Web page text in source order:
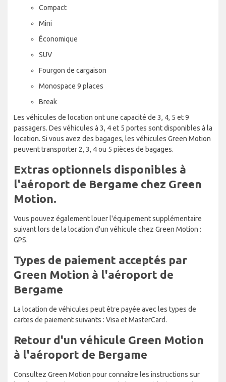
Compact
Mini
Économique
SUV
Fourgon de cargaison
Monospace 9 places
Break
Les véhicules de location ont une capacité de 3, 4, 5 et 9
passagers. Des véhicules à 3, 4 et 5 portes sont disponibles à la
location. Si vous avez des bagages, les véhicules Green Motion
peuvent transporter 2, 3, 4 ou 5 pièces de bagages.
Extras optionnels disponibles à
l'aéroport de Bergame chez Green
Motion.
Vous pouvez également louer l'équipement supplémentaire
suivant lors de la location d'un véhicule chez Green Motion :
GPS.
Types de paiement acceptés par
Green Motion à l'aéroport de
Bergame
La location de véhicules peut être payée avec les types de
cartes de paiement suivants : Visa et MasterCard.
Retour d'un véhicule Green Motion
à l'aéroport de Bergame
Consultez Green Motion pour connaître les instructions sur